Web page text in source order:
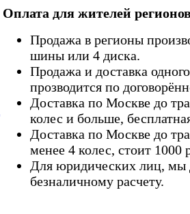
Оплата для жителей
Продажа в регионы
шины или 4 диска.
Продажа и доставка
прозводится по
Доставка по Москве до
колес и больше,
Доставка по Москве до
менее 4 колес, стоит 1000
Для юридических лиц, мы
безналичному расчету.